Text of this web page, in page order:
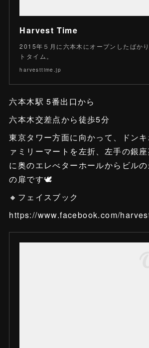
Harvest Time
2015年５月に六本木にオープンしたばか
トタイム。
harvesttime.jp
六本木駅 5番出口から
六本木交差点から徒歩5分
東京タワー方面に向かって、ドン
ァミリーマートを左折、左手の銀
に奥のエレべターホールからビル
の扉です🕊
🔸フェイスブック
https://www.facebook.com/